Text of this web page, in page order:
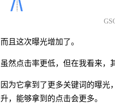
而且这次曝光增加了。
虽然点击率更低，但在我看来，
因为它拿到了更多关键词的曝光
升，能够拿到的点击会更多。